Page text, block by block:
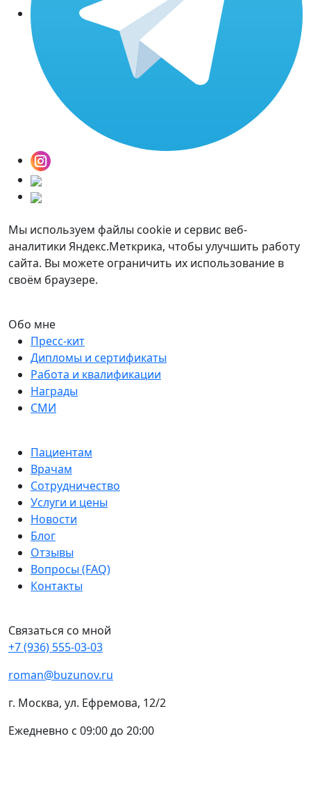
Мы используем файлы cookie и сервис веб-
аналитики Яндекс.Меткрика, чтобы улучшить работу
сайта. Вы можете ограничить их использование в
своём браузере.
Обо мне
Пресс-кит
Дипломы и сертификаты
Работа и квалификации
Награды
СМИ
Пациентам
Врачам
Сотрудничество
Услуги и цены
Новости
Блог
Отзывы
Вопросы (FAQ)
Контакты
Связаться со мной
+7 (936) 555-03-03
roman@buzunov.ru
г. Москва, ул. Ефремова, 12/2
Ежедневно с 09:00 до 20:00